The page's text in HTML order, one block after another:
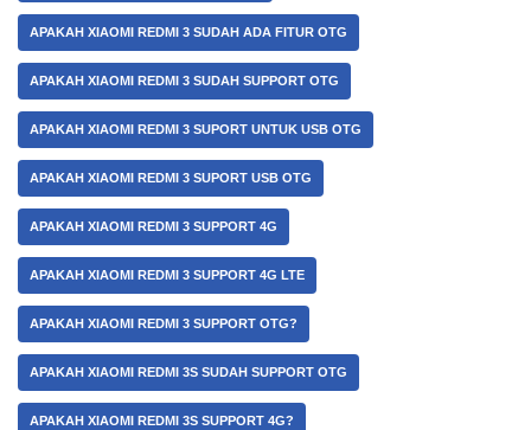
APAKAH XIAOMI REDMI 3 SUDAH ADA FITUR OTG
APAKAH XIAOMI REDMI 3 SUDAH SUPPORT OTG
APAKAH XIAOMI REDMI 3 SUPORT UNTUK USB OTG
APAKAH XIAOMI REDMI 3 SUPORT USB OTG
APAKAH XIAOMI REDMI 3 SUPPORT 4G
APAKAH XIAOMI REDMI 3 SUPPORT 4G LTE
APAKAH XIAOMI REDMI 3 SUPPORT OTG?
APAKAH XIAOMI REDMI 3S SUDAH SUPPORT OTG
APAKAH XIAOMI REDMI 3S SUPPORT 4G?